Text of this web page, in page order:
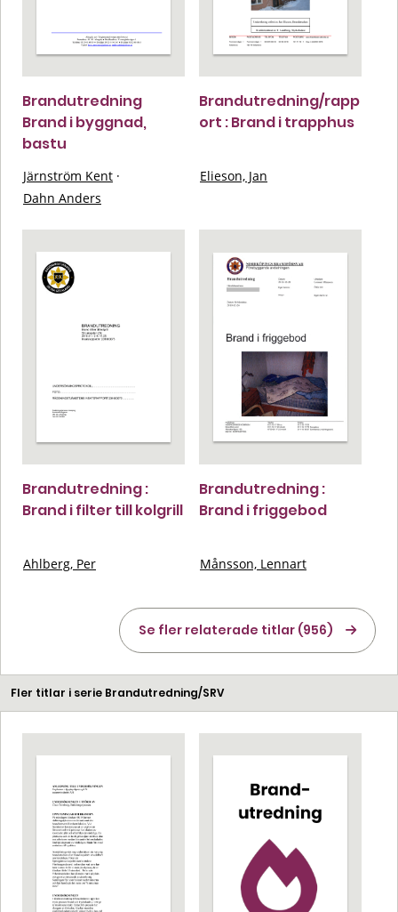
Brandutredning
Brand i byggnad,
bastu
Järnström Kent ·
Dahn Anders
Brandutredning/rapp
ort : Brand i trapphus
Elieson, Jan
Brandutredning :
Brand i filter till kolgrill
Ahlberg, Per
Brandutredning :
Brand i friggebod
Månsson, Lennart
Se fler relaterade titlar (956)
Fler titlar i serie Brandutredning/SRV